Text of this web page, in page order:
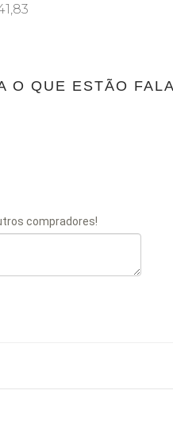
O QUE ESTÃO
compradores!